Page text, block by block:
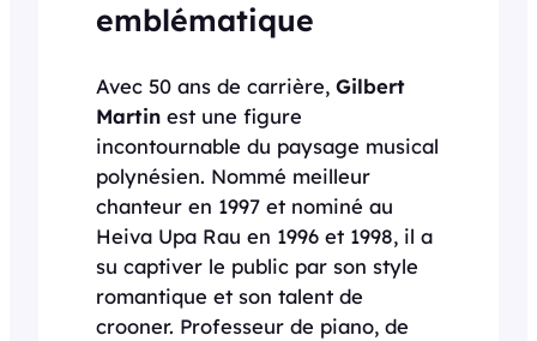
emblématique
Avec 50 ans de carrière, Gilbert
Martin est une figure
incontournable du paysage musical
polynésien. Nommé meilleur
chanteur en 1997 et nominé au
Heiva Upa Rau en 1996 et 1998, il a
su captiver le public par son style
romantique et son talent de
crooner. Professeur de piano, de